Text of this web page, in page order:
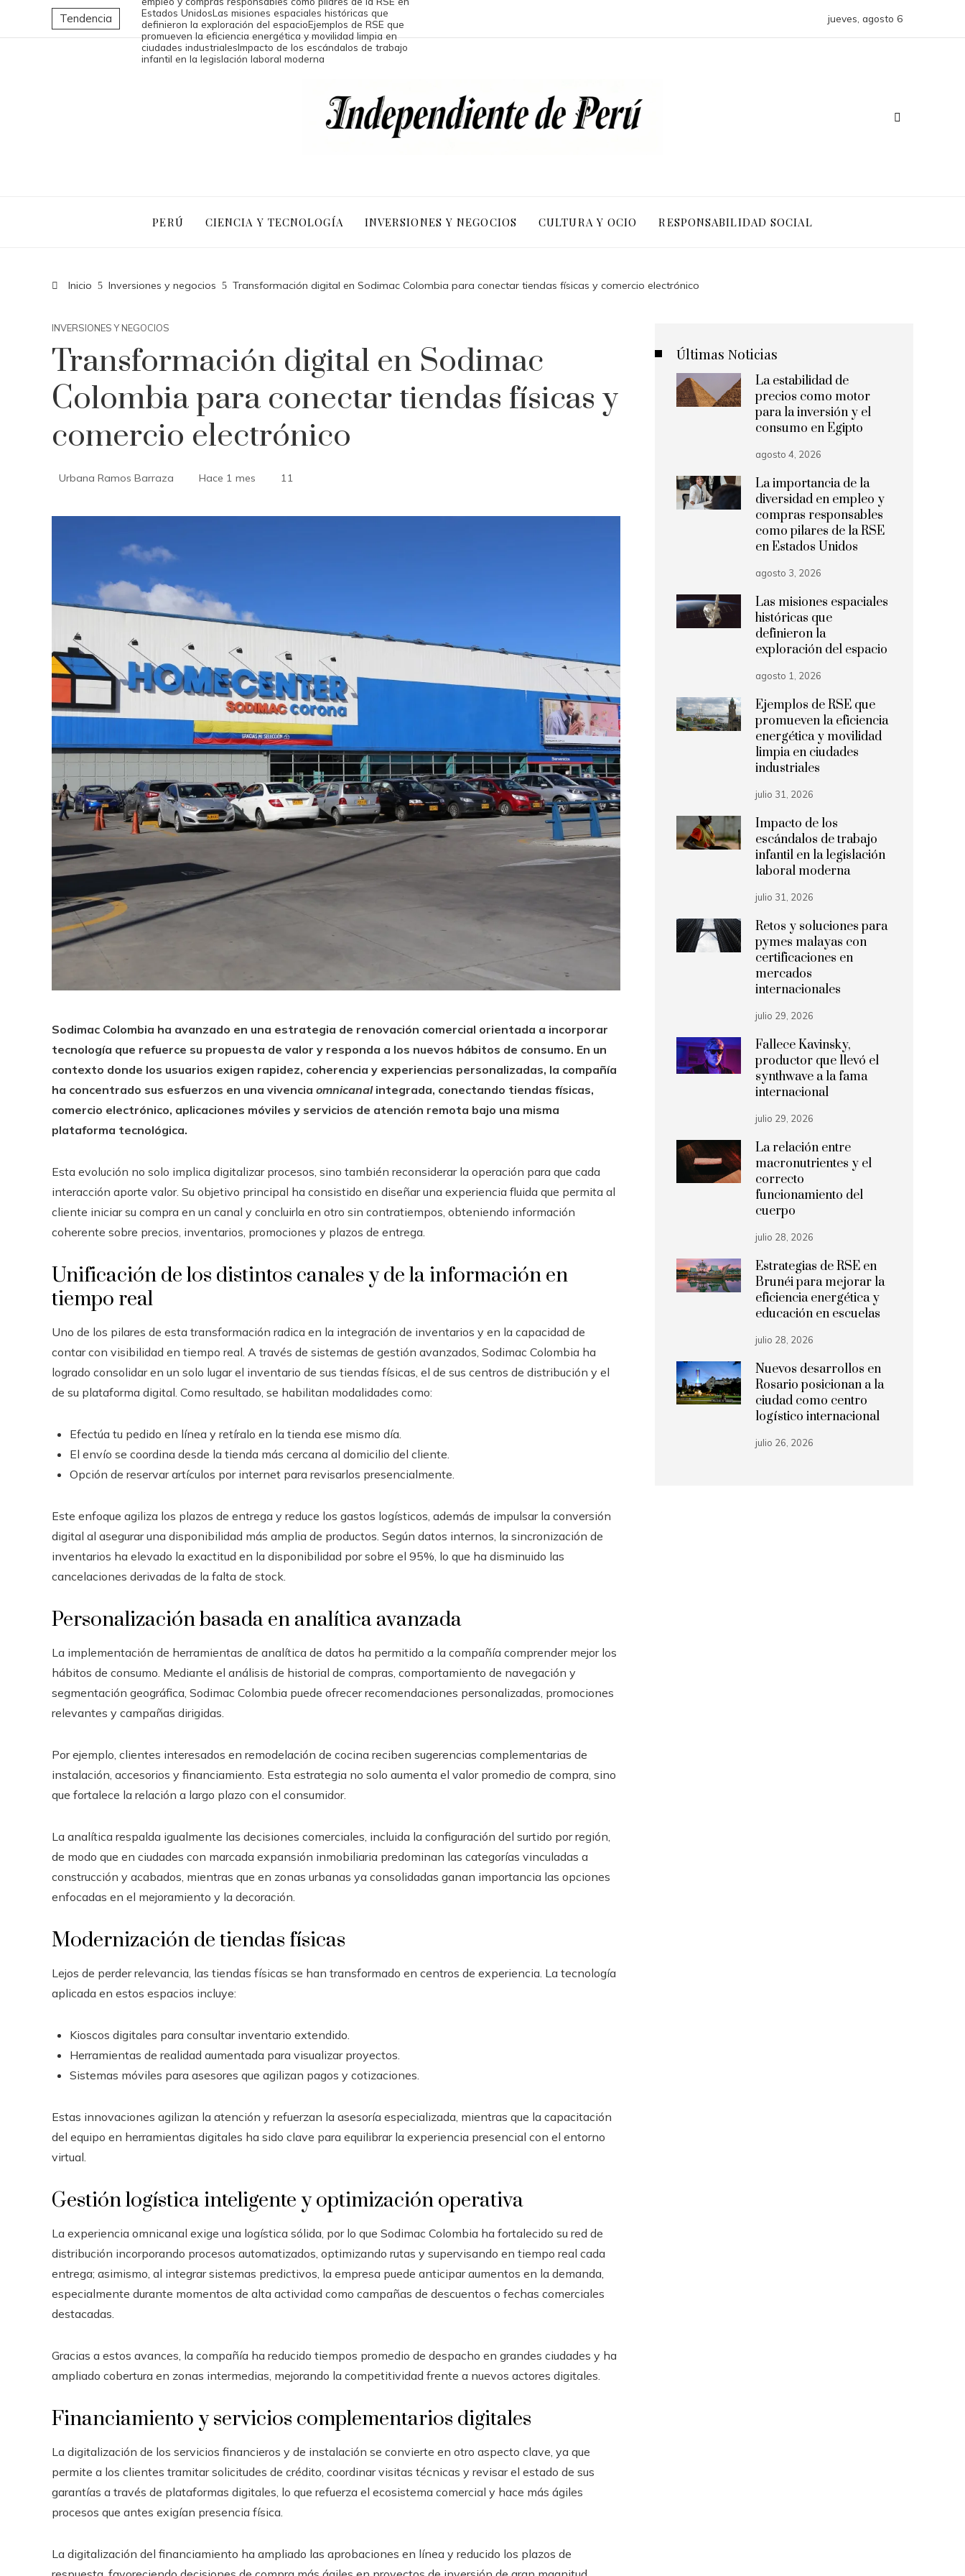
Tendencia
Estados UnidosLas misiones espaciales históricas que
definieron la exploración del espacioEjemplos de RSE que
promueven la eficiencia energética y movilidad limpia en
ciudades industrialesImpacto de los escándalos de trabajo
infantil en la legislación laboral moderna
jueves, agosto 6
PERÚ CIENCIA Y TECNOLOGÍA INVERSIONES Y NEGOCIOS CULTURA Y OCIO RESPONSABILIDAD SOCIAL
Inicio Inversiones y negocios Transformación digital en Sodimac Colombia para conectar tiendas físicas y comercio electrónico
INVERSIONES Y NEGOCIOS
Transformación digital en Sodimac
Colombia para conectar tiendas físicas y
comercio electrónico
Urbana Ramos Barraza Hace 1 mes 11
Sodimac Colombia ha avanzado en una estrategia de renovación comercial orientada a incorporar
tecnología que refuerce su propuesta de valor y responda a los nuevos hábitos de consumo. En un
contexto donde los usuarios exigen rapidez, coherencia y experiencias personalizadas, la compañía
ha concentrado sus esfuerzos en una vivencia omnicanalintegrada, conectando tiendas físicas,
comercio electrónico, aplicaciones móviles y servicios de atención remota bajo una misma
plataforma tecnológica.
Esta evolución no solo implica digitalizar procesos, sino también reconsiderar la operación para que cada
interacción aporte valor. Su objetivo principal ha consistido en diseñar una experiencia fluida que permita al
cliente iniciar su compra en un canal y concluirla en otro sin contratiempos, obteniendo información
coherente sobre precios, inventarios, promociones y plazos de entrega.
Unificación de los distintos canales y de la información en
tiempo real
Uno de los pilares de esta transformación radica en la integración de inventarios y en la capacidad de
contar con visibilidad en tiempo real. A través de sistemas de gestión avanzados, Sodimac Colombia ha
logrado consolidar en un solo lugar el inventario de sus tiendas físicas, el de sus centros de distribución y el
de su plataforma digital. Como resultado, se habilitan modalidades como:
Efectúa tu pedido en línea y retíralo en la tienda ese mismo día.
El envío se coordina desde la tienda más cercana al domicilio del cliente.
Opción de reservar artículos por internet para revisarlos presencialmente.
Este enfoque agiliza los plazos de entrega y reduce los gastos logísticos, además de impulsar la conversión
digital al asegurar una disponibilidad más amplia de productos. Según datos internos, la sincronización de
inventarios ha elevado la exactitud en la disponibilidad por sobre el 95%, lo que ha disminuido las
cancelaciones derivadas de la falta de stock.
Personalización basada en analítica avanzada
La implementación de herramientas de analítica de datos ha permitido a la compañía comprender mejor los
hábitos de consumo. Mediante el análisis de historial de compras, comportamiento de navegación y
segmentación geográfica, Sodimac Colombia puede ofrecer recomendaciones personalizadas, promociones
relevantes y campañas dirigidas.
Por ejemplo, clientes interesados en remodelación de cocina reciben sugerencias complementarias de
instalación, accesorios y financiamiento. Esta estrategia no solo aumenta el valor promedio de compra, sino
que fortalece la relación a largo plazo con el consumidor.
La analítica respalda igualmente las decisiones comerciales, incluida la configuración del surtido por región,
de modo que en ciudades con marcada expansión inmobiliaria predominan las categorías vinculadas a
construcción y acabados, mientras que en zonas urbanas ya consolidadas ganan importancia las opciones
enfocadas en el mejoramiento y la decoración.
Modernización de tiendas físicas
Lejos de perder relevancia, las tiendas físicas se han transformado en centros de experiencia. La tecnología
aplicada en estos espacios incluye:
Kioscos digitales para consultar inventario extendido.
Herramientas de realidad aumentada para visualizar proyectos.
Sistemas móviles para asesores que agilizan pagos y cotizaciones.
Estas innovaciones agilizan la atención y refuerzan la asesoría especializada, mientras que la capacitación
del equipo en herramientas digitales ha sido clave para equilibrar la experiencia presencial con el entorno
virtual.
Gestión logística inteligente y optimización operativa
La experiencia omnicanal exige una logística sólida, por lo que Sodimac Colombia ha fortalecido su red de
distribución incorporando procesos automatizados, optimizando rutas y supervisando en tiempo real cada
entrega; asimismo, al integrar sistemas predictivos, la empresa puede anticipar aumentos en la demanda,
especialmente durante momentos de alta actividad como campañas de descuentos o fechas comerciales
destacadas.
Gracias a estos avances, la compañía ha reducido tiempos promedio de despacho en grandes ciudades y ha
ampliado cobertura en zonas intermedias, mejorando la competitividad frente a nuevos actores digitales.
Financiamiento y servicios complementarios digitales
La digitalización de los servicios financieros y de instalación se convierte en otro aspecto clave, ya que
permite a los clientes tramitar solicitudes de crédito, coordinar visitas técnicas y revisar el estado de sus
garantías a través de plataformas digitales, lo que refuerza el ecosistema comercial y hace más ágiles
procesos que antes exigían presencia física.
La digitalización del financiamiento ha ampliado las aprobaciones en línea y reducido los plazos de
Últimas Noticias
La estabilidad de
precios como motor
para la inversión y el
consumo en Egipto
agosto 4, 2026
La importancia de la
diversidad en empleo y
compras responsables
como pilares de la RSE
en Estados Unidos
agosto 3, 2026
Las misiones espaciales
históricas que
definieron la
exploración del espacio
agosto 1, 2026
Ejemplos de RSE que
promueven la eficiencia
energética y movilidad
limpia en ciudades
industriales
julio 31, 2026
Impacto de los
escándalos de trabajo
infantil en la legislación
laboral moderna
julio 31, 2026
Retos y soluciones para
pymes malayas con
certificaciones en
mercados
internacionales
julio 29, 2026
Fallece Kavinsky,
productor que llevó el
synthwave a la fama
internacional
julio 29, 2026
La relación entre
macronutrientes y el
correcto
funcionamiento del
cuerpo
julio 28, 2026
Estrategias de RSE en
Brunéi para mejorar la
eficiencia energética y
educación en escuelas
julio 28, 2026
Nuevos desarrollos en
Rosario posicionan a la
ciudad como centro
logístico internacional
julio 26, 2026